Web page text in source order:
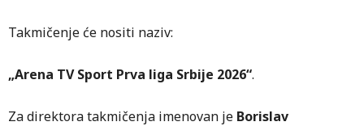
Takmičenje će nositi naziv:
„Arena TV Sport Prva liga Srbije 2026“.
Za direktora takmičenja imenovan je Borislav